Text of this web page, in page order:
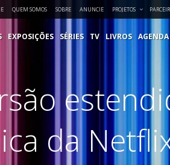
QUEM SOMOS SOBRE ANUNCIE PROJETOS
EXPOSIÇÕES SÉRIES TV LIVROS
da